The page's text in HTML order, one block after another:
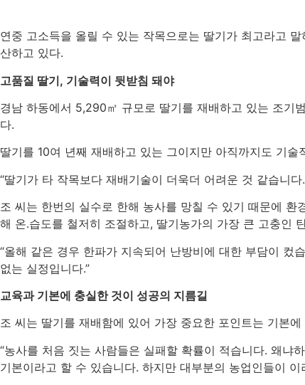
연중 고소득을 올릴 수 있는 작목으로는 딸기가 최고라고 말
산하고 있다.
고품질 딸기, 기술력이 뒷받침 돼야
경남 하동에서 5,290㎡ 규모로 딸기를 재배하고 있는 조기
다.
딸기를 10여 년째 재배하고 있는 그이지만 아직까지도 기
“딸기가 타 작목보다 재배기술이 더욱더 어려운 것 같습니다.
조 씨는 한번의 실수로 한해 농사를 망칠 수 있기 때문에
해 온․습도를 철저히 조절하고, 딸기농가의 가장 큰 고충인
“올해 같은 경우 한파가 지속되어 난방비에 대한 부담이 컸
없는 실정입니다.”
교육과 기본에 충실한 것이 성공의 지름길
조 씨는 딸기를 재배함에 있어 가장 중요한 포인트는 기본
“농사를 처음 짓는 사람들은 실패할 확률이 적습니다. 왜냐
기본이라고 할 수 있습니다. 하지만 대부분의 농업인들이